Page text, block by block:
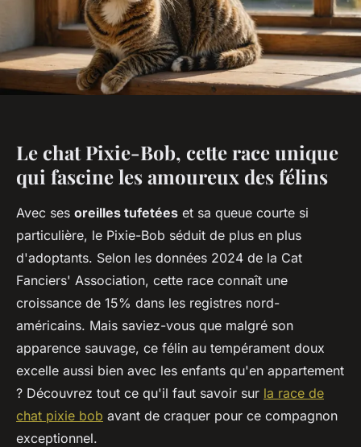
Le chat Pixie-Bob, cette race unique
qui fascine les amoureux des félins
Avec ses oreilles tufetées et sa queue courte si
particulière, le Pixie-Bob séduit de plus en plus
d'adoptants. Selon les données 2024 de la Cat
Fanciers' Association, cette race connaît une
croissance de 15% dans les registres nord-
américains. Mais saviez-vous que malgré son
apparence sauvage, ce félin au tempérament doux
excelle aussi bien avec les enfants qu'en appartement
? Découvrez tout ce qu'il faut savoir sur la race de
chat pixie bob avant de craquer pour ce compagnon
exceptionnel.